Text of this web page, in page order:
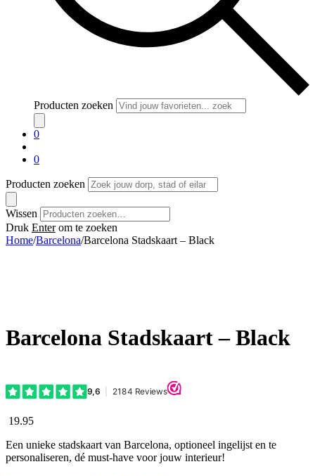
Producten zoeken
0
0
Producten zoeken
Wissen
Druk Enterom te zoeken
Home/Barcelona/Barcelona Stadskaart – Black
Barcelona Stadskaart – Black
19.95
Een unieke stadskaart van Barcelona, optioneel ingelijst en te
personaliseren, dé must-have voor jouw interieur!